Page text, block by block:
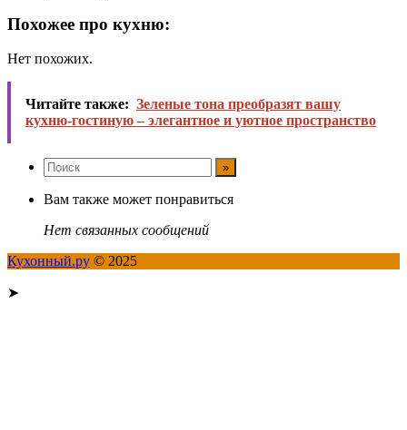
Похожее про кухню:
Нет похожих.
Читайте также: Зеленые тона преобразят вашу
кухню-гостиную – элегантное и уютное пространство
Вам также может понравиться
Нет связанных сообщений
Кухонный.ру © 2025
➤